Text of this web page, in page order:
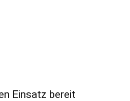
Einsatz bereit